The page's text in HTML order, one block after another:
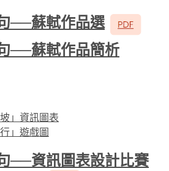
──蘇軾作品選
──蘇軾作品簡析
」資訊圖表
」遊戲圖
──資訊圖表設計比賽